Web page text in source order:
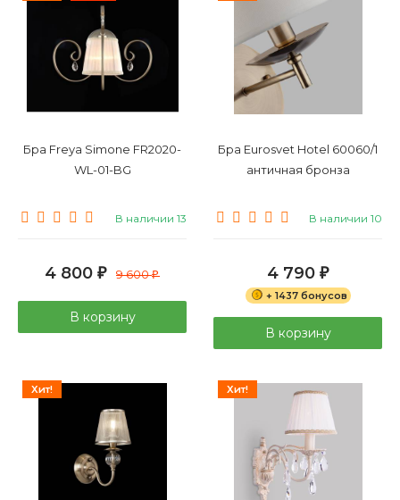
Бра Freya Simone FR2020-
WL-01-BG
В наличии 13
4 800 ₽ 9 600₽
В корзину
Бра Eurosvet Hotel 60060/1
античная бронза
В наличии 10
4 790 ₽
+ 1437 бонусов
В корзину
Хит! Хит!